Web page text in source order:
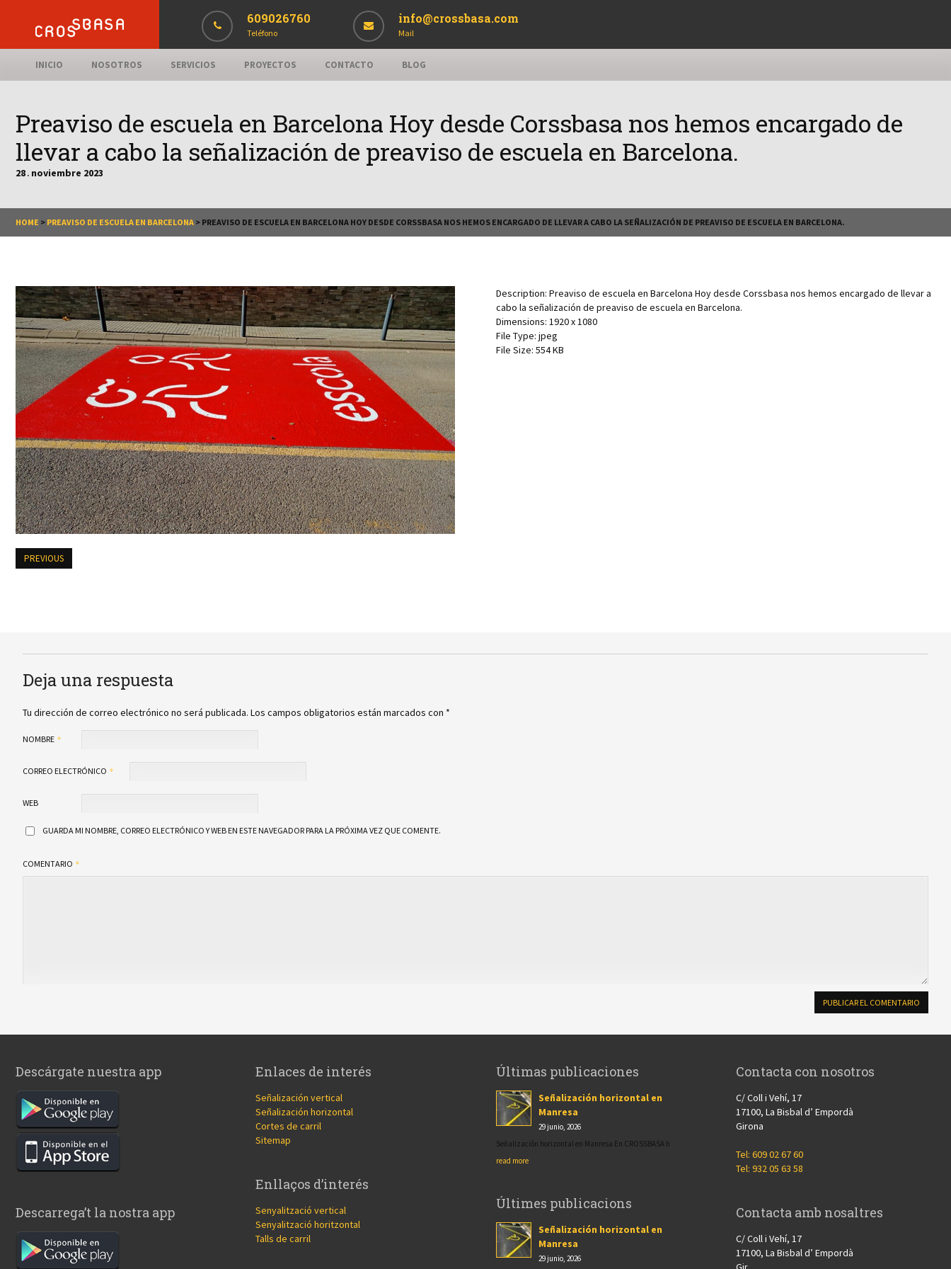
609026760
Teléfono
info@crossbasa.com
Mail
INICIO NOSOTROS SERVICIOS PROYECTOS CONTACTO BLOG
Preaviso de escuela en Barcelona Hoy desde Corssbasa nos hemos encargado de
llevar a cabo la señalización de preaviso de escuela en Barcelona.
28 . noviembre 2023
HOME > PREAVISO DE ESCUELA EN BARCELONA > PREAVISO DE ESCUELA EN BARCELONA HOY DESDE CORSSBASA NOS HEMOS ENCARGADO DE LLEVAR A CABO LA SEÑALIZACIÓN DE PREAVISO DE ESCUELA EN BARCELONA.
Description: Preaviso de escuela en Barcelona Hoy desde Corssbasa nos hemos encargado de llevar a
cabo la señalización de preaviso de escuela en Barcelona.
Dimensions: 1920 x 1080
File Type: jpeg
File Size: 554 KB
PREVIOUS
Deja una respuesta
Tu dirección de correo electrónico no será publicada. Los campos obligatorios están marcados con *
NOMBRE
CORREO ELECTRÓNICO
WEB
GUARDA MI NOMBRE, CORREO ELECTRÓNICO Y WEB EN ESTE NAVEGADOR PARA LA PRÓXIMA VEZ QUE COMENTE.
COMENTARIO
Descárgate nuestra app
Descarrega’t la nostra app
Enlaces de interés
Señalización vertical
Señalización horizontal
Cortes de carril
Sitemap
Enllaços d’interés
Senyalització vertical
Senyalització horitzontal
Talls de carril
Últimas publicaciones
Señalización horizontal en
Manresa
29 junio, 2026
Señalización horizontal en Manresa En CROSSBASA h
read more
Últimes publicacions
Señalización horizontal en
Manresa
29 junio, 2026
Contacta con nosotros
C/ Coll i Vehí, 17
17100, La Bisbal d’ Empordà
Girona
Tel: 609 02 67 60
Tel: 932 05 63 58
Contacta amb nosaltres
C/ Coll i Vehí, 17
17100, La Bisbal d’ Empordà